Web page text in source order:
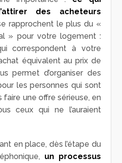
des acheteurs
rapprochent le plus du «
» pour votre logement :
correspondent à votre
équivalent au prix de
permet d’organiser des
les personnes qui sont
une offre sérieuse, en
ceux qui ne l’auraient
en place, dès l’étape du
un processus